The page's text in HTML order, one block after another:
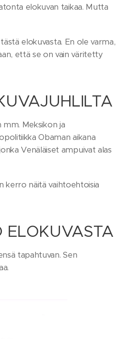
elokuvan taikaa. Mutta
elokuvasta. En ole varma,
että se on vain väritetty
mm. Meksikon ja
Obaman aikana
Venäläiset ampuivat alas
kerro näitä vaihtoehtoisia
ELOKUVASTA
tapahtuvan. Sen